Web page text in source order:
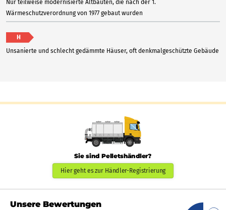
Nur teilweise modernisierte Altbauten, die nach der 1.
Wärmeschutzverordnung von 1977 gebaut wurden
H
Unsanierte und schlecht gedämmte Häuser, oft denkmalgeschützte Gebäude
Sie sind Pelletshändler?
Hier geht es zur Händler-Registrierung
Unsere Bewertungen